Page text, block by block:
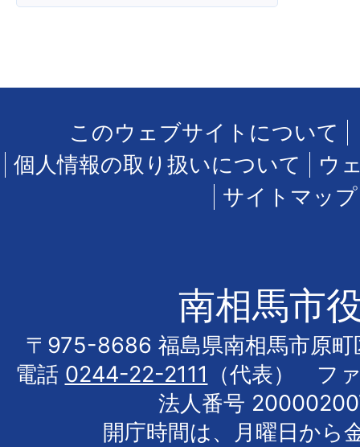
このウェブサイトについて
個人情報の取り扱いについて
ウ
サイトマップ
南相馬市
〒975-8686 福島県南相馬市原町
電話 0244-22-2111
（代表） フ
法人番号
開庁時間は、月曜日から